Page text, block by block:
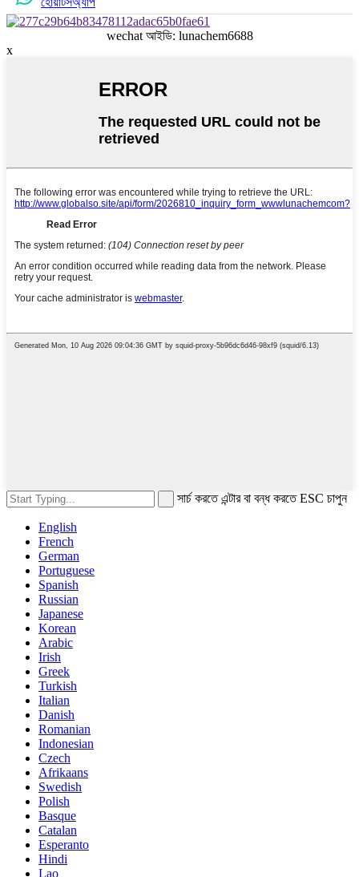
wechat আইডি: lunachem6688
x
সার্চ করতে এন্টার বা বন্ধ করতে ESC চাপুন
English
French
German
Portuguese
Spanish
Russian
Japanese
Korean
Arabic
Irish
Greek
Turkish
Italian
Danish
Romanian
Indonesian
Czech
Afrikaans
Swedish
Polish
Basque
Catalan
Esperanto
Hindi
Lao